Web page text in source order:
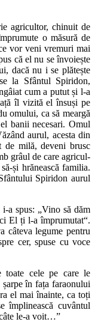
agricultor, chinuit de
o mă­sură de
vor veni vremuri mai
că el nu se învoiește
dacă nu i se plătește
la Sfân­tul Spiridon,
cum a putut și l-a
îl vizită el însuși pe
omului, ca să meargă
banii necesari. Omul
aurul, acesta din
de milă, deveni brusc
grâul de care agri­cul­
și hrănească familia.
Spiridon aurul
a spus: „Vino să dăm
El ți l-a îm­prumutat“.
câteva legume pentru
cer, spuse cu voce
toate cele pe care le
în fața faraonului
el mai înainte, ca toți
îm­plinească cuvântul
le-a voit…”